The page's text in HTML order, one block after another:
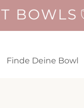
Finde Deine Bowl